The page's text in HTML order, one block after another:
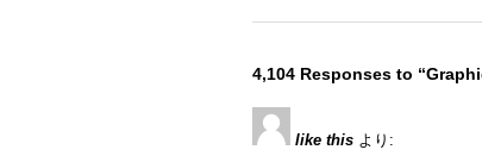
4,104 Responses to
like this より: